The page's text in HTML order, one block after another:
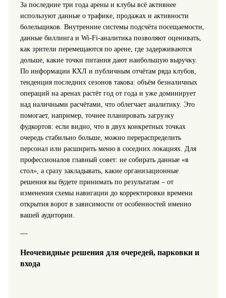
За последние три года арены и клубы всё активнее
используют данные о трафике, продажах и активности
болельщиков. Внутренние системы подсчёта посещаемости,
данные биллинга и Wi‑Fi-аналитика позволяют оценивать,
как зрители перемещаются по арене, где задерживаются
дольше, какие точки питания дают наибольшую выручку.
По информации КХЛ и публичным отчётам ряда клубов,
тенденция последних сезонов такова: объём безналичных
операций на аренах растёт год от года и уже доминирует
над наличными расчётами, что облегчает аналитику. Это
помогает, например, точнее планировать загрузку
фудкортов: если видно, что в двух конкретных точках
очередь стабильно больше, можно перераспределить
персонал или расширить меню в соседних локациях. Для
профессионалов главный совет: не собирать данные «в
стол», а сразу закладывать, какие организационные
решения вы будете принимать по результатам – от
изменения схемы навигации до корректировки времени
открытия ворот в зависимости от особенностей именно
вашей аудитории.
---
Неочевидные решения для очередей, парковки и
входа